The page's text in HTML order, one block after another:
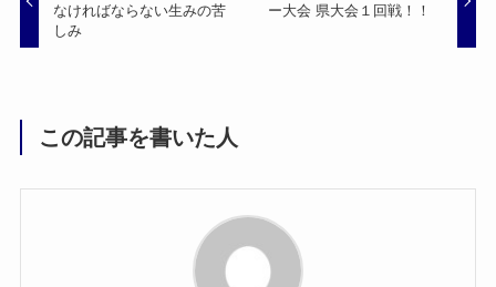
なければならない生みの苦
しみ
ー大会 県大会１回戦！！
この記事を書いた人